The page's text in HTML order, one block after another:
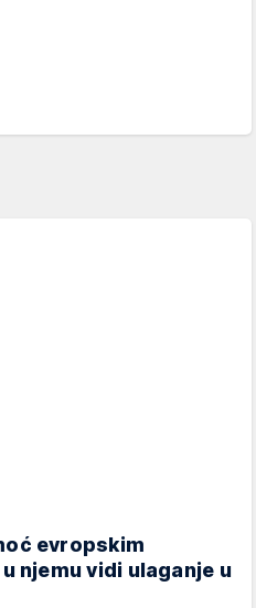
evropskim
njemu vidi ulaganje u